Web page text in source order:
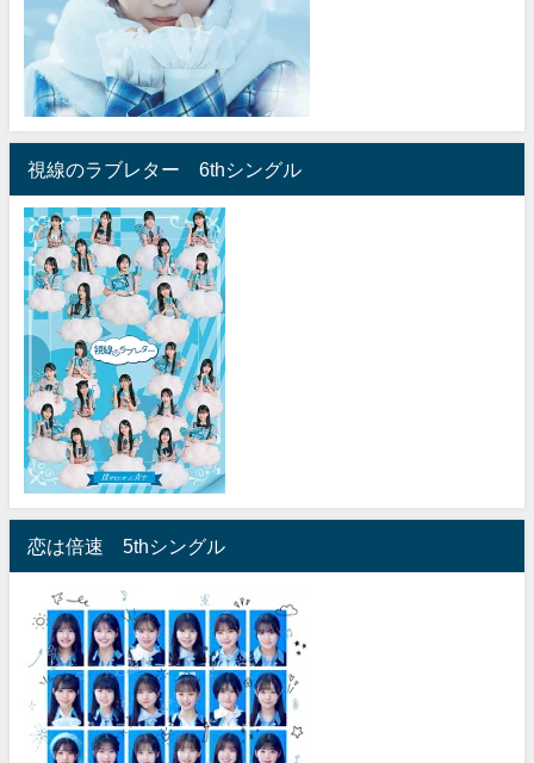
視線のラブレター 6thシングル
恋は倍速 5thシングル